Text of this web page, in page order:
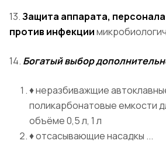
13.Защита аппарата,
против инфекции
14. Богатый выбор
♦ неразбиважщие
поликарбонатовые емкости
объёме 0,5 л, 1 л
♦ отсасывающие насадкы ...